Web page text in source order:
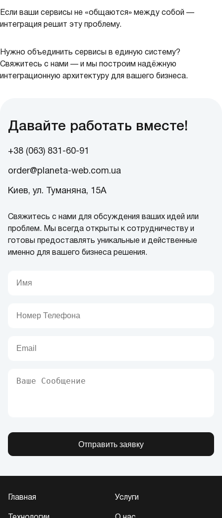
Если ваши сервисы не «общаются» между собой —
интеграция решит эту проблему.
Нужно объединить сервисы в единую систему?
Свяжитесь с нами — и мы построим надёжную
интеграционную архитектуру для вашего бизнеса.
Давайте работать вместе!
+38 (063) 831-60-91
order@planeta-web.com.ua
Киев, ул. Туманяна, 15А
Свяжитесь с нами для обсуждения ваших идей или
проблем. Мы всегда открыты к сотрудничеству и
готовы предоставлять уникальные и действенные
именно для вашего бизнеса решения.
Отправить заявку
Главная Услуги